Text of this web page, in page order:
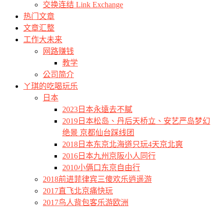
交换连结 Link Exchange
热门文章
文章汇整
工作大未来
网路赚钱
教学
公司简介
ㄚ琪的吃喝玩乐
日本
2023日本永遠去不膩
2019日本松岛、丹后天桥立、安艺严岛梦幻
绝景 京都仙台踩线团
2018日本东京北海道只玩4天京北爽
2016日本九州京阪小人同行
2010小俩口东京自由行
2018前进菲律宾三傻欢乐逍遥游
2017直飞北京痛快玩
2017鸟人背包客乐游欧洲